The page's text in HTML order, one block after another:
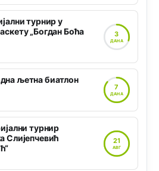
турнир у
„Богдан Боћа
3
ДАНА
љетна биатлон
7
ДАНА
турнир
Слијепчевић
21
АВГ